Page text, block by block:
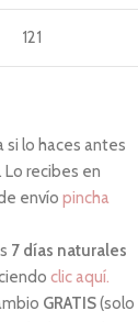
121
si lo haces antes
Lo recibes en
envío pincha
7 días naturales
clic aquí.
GRATIS(solo